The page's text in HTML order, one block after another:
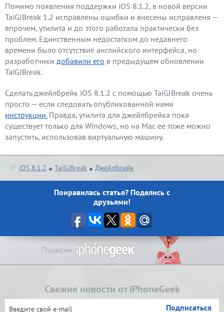
Помимо появления поддержки iOS 8.1.2, в новой версии
TaiGJBreak 1.2 исправлены ошибки и внесены исправленя —
впрочем, утилита и до этого работала практически без
проблем. Единственным недостатком до недавнего
времени было отсутствие английского интерфейса, но
разработчики добавили его в предыдущем обновлении
TaiGJBreak.
Сделать джейлбрейк iOS 8.1.2 с помощью TaiGJBreak очень
просто — если следовать опубликованной нами
инструкции.Правда, утилита для джейлбрейка пока
существует только для Windows, но на Mac ее тоже можно
запустить, использовав виртуальную машину.
iOS 8.1.2 TaiGJBreak Джейлбрейк
Понравилась статья? Поделись с
друзьями!
Свежие новости от iPhoneGeek